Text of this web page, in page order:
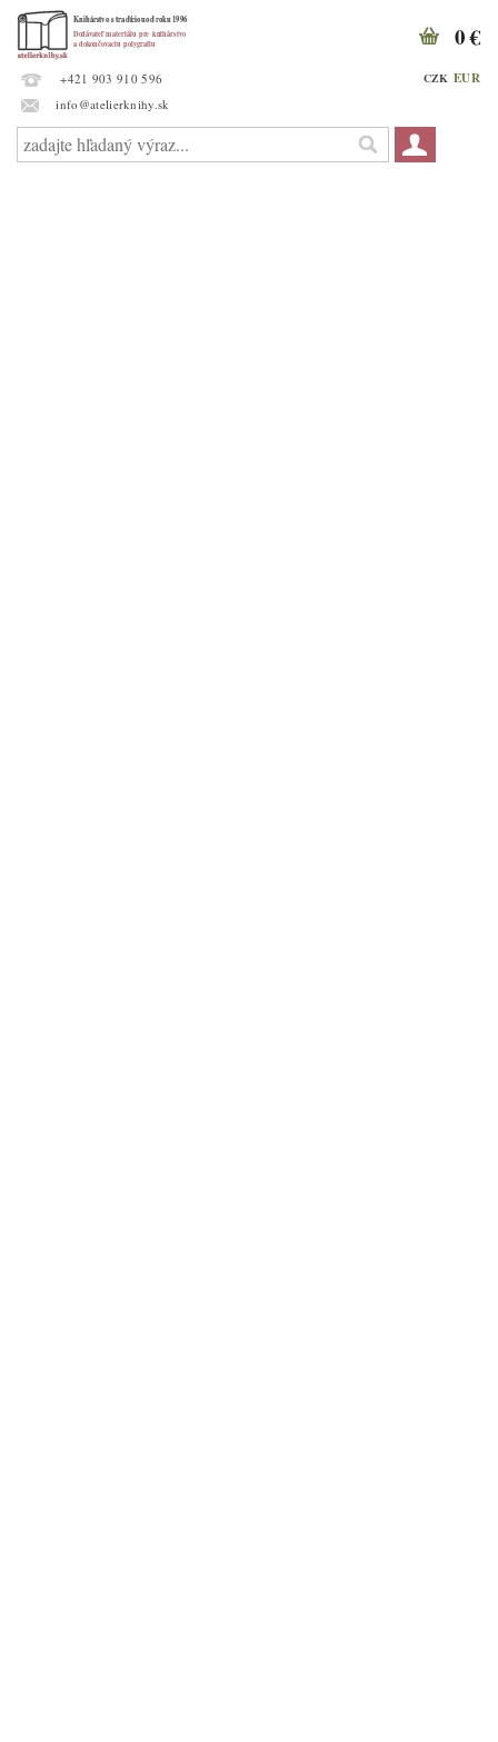
+421 903 910 596
info@atelierknihy.sk
CZK EUR
0 €